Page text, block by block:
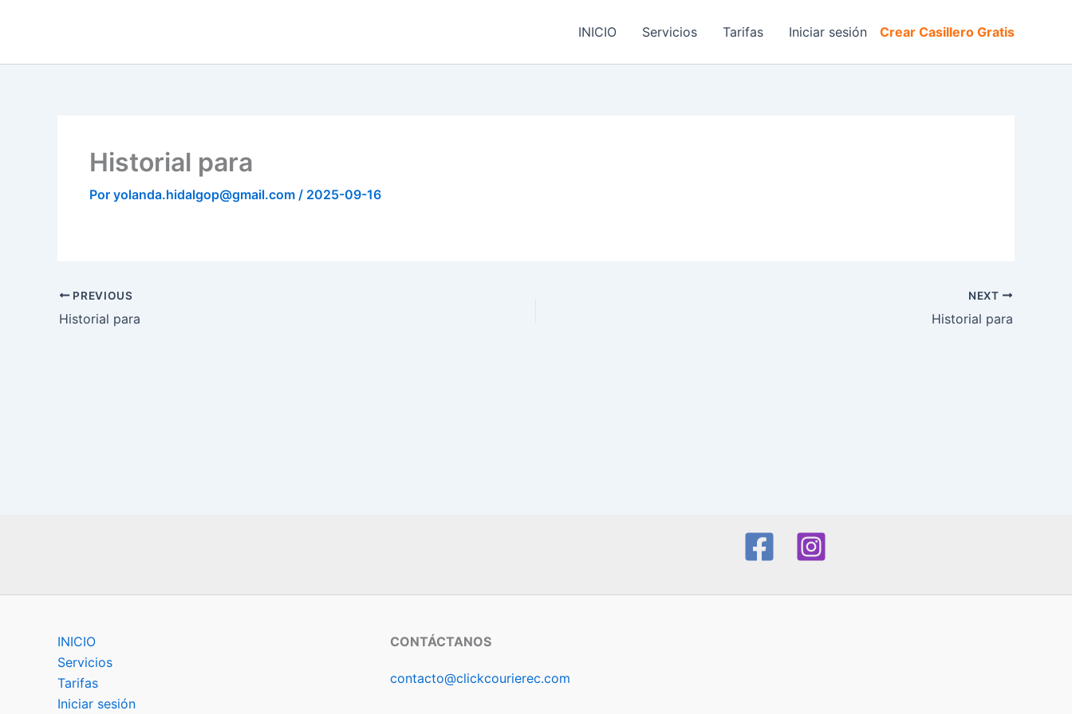
INICIO Servicios Tarifas Iniciar sesión Crear Casillero Gratis
Historial para
Por yolanda.hidalgop@gmail.com / 2025-09-16
PREVIOUS
Historial para
NEXT
Historial para
INICIO
Servicios
Tarifas
Iniciar sesión
CONTÁCTANOS
contacto@clickcourierec.com